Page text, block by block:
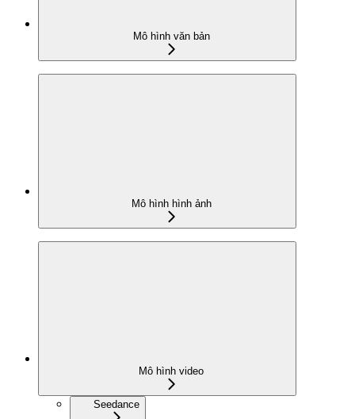
Mô hình văn bản
Mô hình hình ảnh
Mô hình video
Seedance